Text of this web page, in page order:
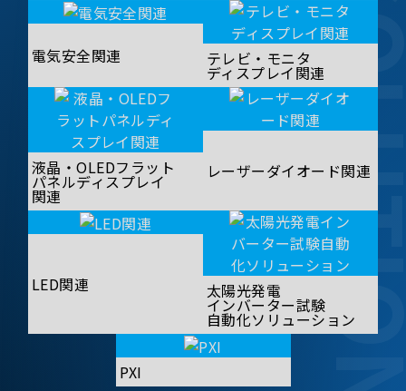
電気安全関連 テレビ・モニタ
ディスプレイ関連
液晶・OLEDフラット
パネルディスプレイ
関連
レーザーダイオード関連
LED関連 太陽光発電
インバーター試験
自動化ソリューション
PXI